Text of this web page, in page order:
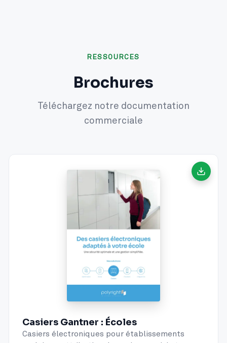
RESSOURCES
Brochures
Téléchargez notre documentation
commerciale
Casiers Gantner : Écoles
Casiers électroniques pour établissements